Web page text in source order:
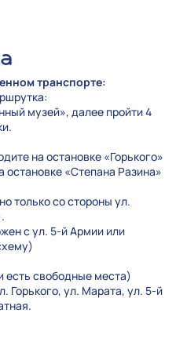
транспорте:
музей», далее пройти 4
на остановке «Горького»
«Степана Разина»
только со стороны ул.
с ул. 5-й Армии или
есть свободные места)
Горького, ул. Марата, ул. 5-й